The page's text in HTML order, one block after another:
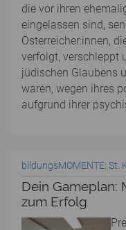
die vor ihren
eingelassen sind,
Österreicher:innen,
verfolgt, verschleppt
jüdischen Glaubens
waren, wegen ihres
aufgrund ihrer
bildungsMOMENTE: St.
Dein Gameplan:
zum Erfolg